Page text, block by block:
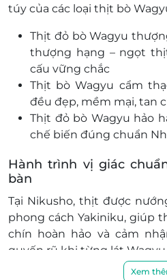
túy của các loại thịt bò
Thịt đỏ bò Wagyu
thượng hạng – ngọt
cấu vững chắc
Thịt bò Wagyu cẩm
đều đẹp, mềm mại, tan
Thịt đỏ bò Wagyu hảo
chế biến đúng chuẩn
Hành trình vị giác
bàn
Tại Nikusho, thịt được
phong cách Yakiniku, giúp
chín hoàn hảo và cảm
quyến rũ khi từng lát
một nghi
Xem